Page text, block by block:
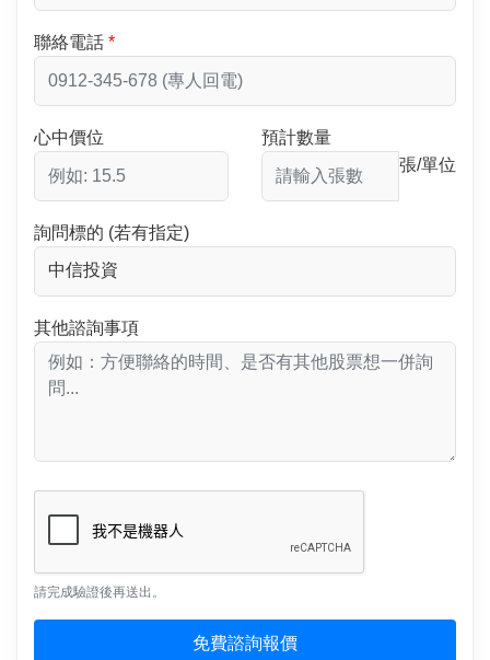
聯絡電話
心中價位
預計數量
張/單位
詢問標的 (若有指定)
其他諮詢事項
請完成驗證後再送出。
免費諮詢報價